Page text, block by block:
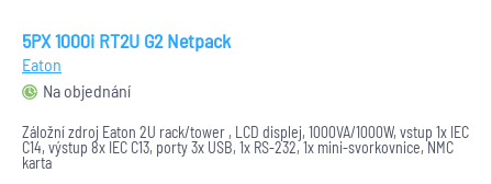
5PX 1000i RT2U G2 Netpack
Eaton
Na objednání
Záložní zdroj Eaton 2U rack/tower , LCD displej, 1000VA/1000W, vstup 1x IEC
C14, výstup 8x IEC C13, porty 3x USB, 1x RS-232, 1x mini-svorkovnice, NMC
karta